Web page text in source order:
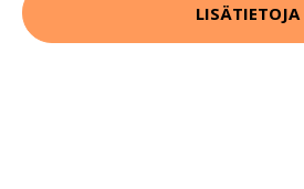
LISÄTIETOJA